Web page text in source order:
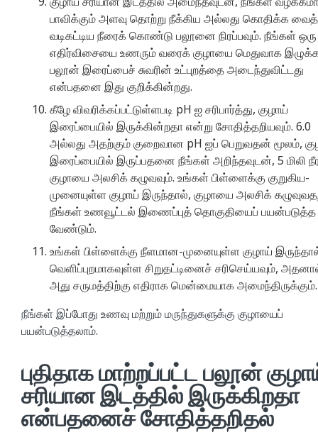
பாவிக்கும் அளவு தொற்று நீக்கிய அல்லது கொதிக்க
வடிகட்டிய நீரைக் கொண்டு பலூனை நிரப்பவும். நீங்கள் ஒரு
எதிர்விசையை உணரும் வரைக் குழாயை மெதுவாக
பலூன் இரைப்பைச் சுவரின் உட்புறத்தை அடைந்துவிட்டது
என்பதனை இது குறிக்கின்றது.
கீழே விவரிக்கப்பட்டுள்ளபடி pH ஐ சரிபார்த்து, குழாய்
இரைப்பையில் இருக்கின்றதா என்று சோதித்தறியவும். 6.0
அல்லது அதற்கும் குறைவான pH ஐப் பெறுவதன் மூலம்,
இரைப்பையில் இருப்பதனை நீங்கள் அறிந்தவுடன், 5 மிலி
குழாயை அலசிக் கழுவவும். உங்கள் பிள்ளைக்கு குறுகிய-
முனையுள்ள குழாய் இருந்தால், குழாயை அலசிக்
நீங்கள் உணவூட்டல் இணைப்புத் தொகுதியைப் பயன்படுத்த
வேண்டும்.
உங்கள் பிள்ளைக்கு நீளமான-முனையுள்ள குழாய்
வெளிப்புறமாகவுள்ள சிறுதட்டினைச் சரிசெய்யவும்,
அது சருமத்திற்கு எதிராக மென்மையாக அமைந்திருக்கும்.
நீங்கள் இப்போது உணவு மற்றும் மருந்துகளுக்கு குழாயைப்
பயன்படுத்தலாம்.
புதிதாக மாற்றப்பட்ட பலூன்
சரியான இடத்தில் இருக்கிறதா
என்பதனைச் சோதித்தறிதல்